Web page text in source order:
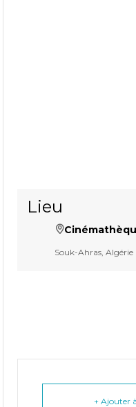
Lieu
Souk-Ahras, Algérie
+ Ajouter